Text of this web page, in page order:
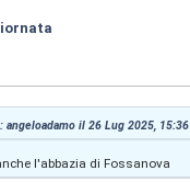
angeloadamo il 26 Lug 2025, 15:36
l'abbazia di Fossanova